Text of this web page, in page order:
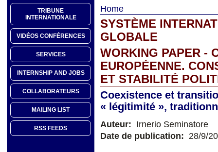
TRIBUNE
INTERNATIONALE
VIDÉOS CONFÉRENCES
SERVICES
INTERNSHIP AND JOBS
COLLABORATEURS
MAILING LIST
RSS FEEDS
Home
SYSTÈME
GLOBALE
WORKING PAPER -
EUROPÉENNE.
ET STABILITÉ
Coexistence et
« légitimité »,
Auteur: Irnerio Seminatore
Date de publication: 28/9/